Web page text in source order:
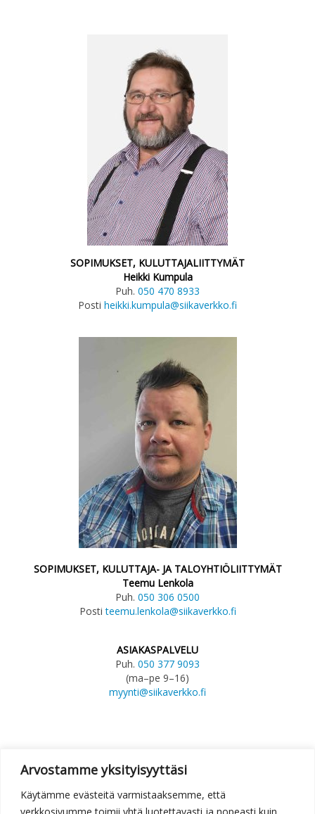
Arvostamme yksityisyyttäsi
Käytämme evästeitä varmistaaksemme, että
verkkosivumme toimii yhtä luotettavasti ja nopeasti kuin
SOPIMUKSET, KULUTTAJALIITTYMÄT
Heikki Kumpula
Puh. 050 470 8933
Posti heikki.kumpula@siikaverkko.fi
SOPIMUKSET, KULUTTAJA- JA TALOYHTIÖLIITTYMÄT
Teemu Lenkola
Puh. 050 306 0500
Postiteemu.lenkola@siikaverkko.fi
ASIAKASPALVELU
Puh. 050 377 9093
(ma–pe 9–16)
myynti@siikaverkko.fi